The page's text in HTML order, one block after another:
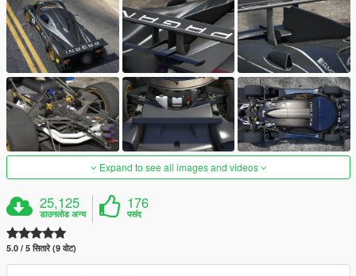
Expand to see all images and videos
25,125
डाउनलोड अन्य
176
पसंद
5.0 / 5 सितारे (9 वोट)